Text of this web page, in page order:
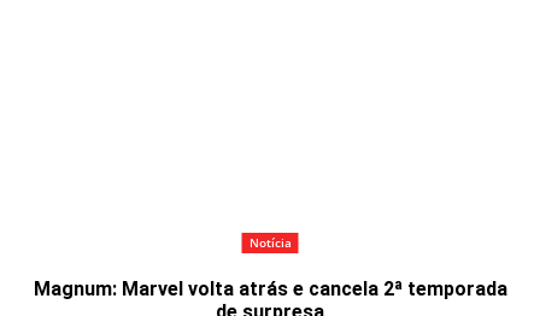
Notícia
Magnum: Marvel volta atrás e cancela 2ª temporada